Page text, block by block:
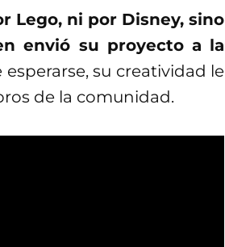
Lego, ni por Disney, sino
envió su proyecto a la
esperarse, su creatividad le
de la comunidad.